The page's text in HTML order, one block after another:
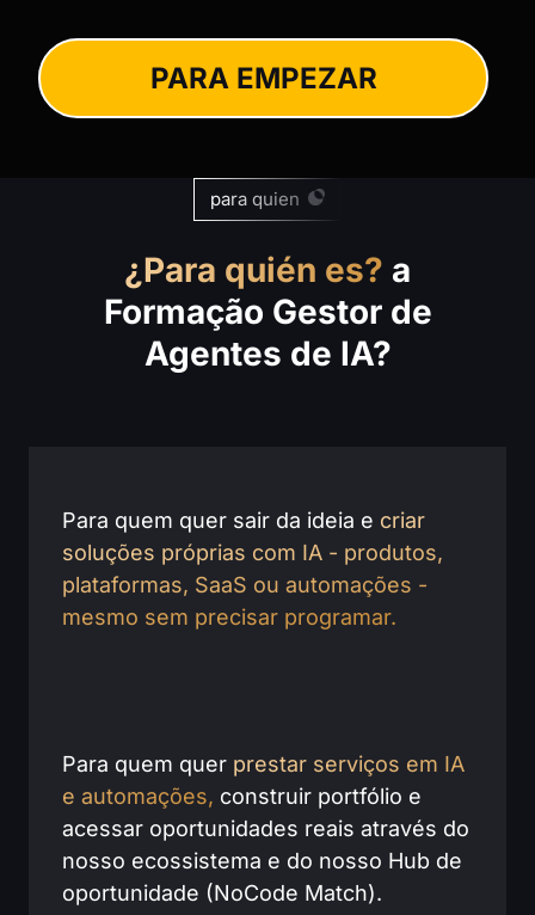
PARA EMPEZAR
para quien
¿Para quién es? a
Formação Gestor de
Agentes de IA?
Para quem quer sair da ideia e criar
soluções próprias com IA - produtos,
plataformas, SaaS ou automações -
mesmo sem precisar programar.
Para quem quer prestar serviços em IA
e automações, construir portfólio e
acessar oportunidades reais através do
nosso ecossistema e do nosso Hub de
oportunidade (NoCode Match).